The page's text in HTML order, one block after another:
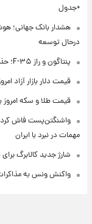
+جدول
هشدار بانک جهانی؛
درحال توسعه
پنتاگون و راز F-۳۵؛ حذف بی‌سابقه گزارش‌های عملکرد جنگنده‌های نسل پنجم
قیمت دلار بازار آزاد امروز پنجشنبه
قیمت طلا و سکه امروز پنجشنبه
واشنگتن‌پست فاش کرد:
مهمات در نبرد با ایران
شارژ جدید کالابرگ
واکنش ونس به